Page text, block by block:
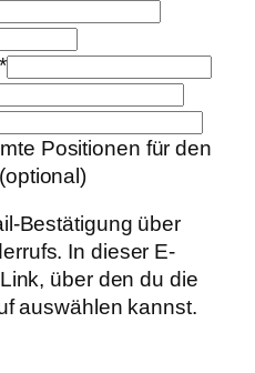
*
Positionen für den
(optional)
Bestätigung über
In dieser E-
über den du die
auswählen kannst.